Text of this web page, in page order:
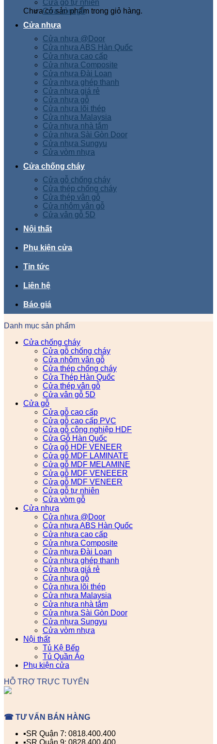
Chưa có sản phẩm trong giỏ hàng.
Cửa gỗ tự nhiên
Cửa vòm gỗ
Cửa nhựa
Cửa nhựa @Door
Cửa nhựa ABS Hàn Quốc
Cửa nhựa cao cấp
Cửa nhựa Composite
Cửa nhựa Đài Loan
Cửa nhựa ghép thanh
Cửa nhựa giá rẻ
Cửa nhựa gỗ
Cửa nhựa lõi thép
Cửa nhựa Malaysia
Cửa nhựa nhà tắm
Cửa nhựa Sài Gòn Door
Cửa nhựa Sungyu
Cửa vòm nhựa
Cửa chống cháy
Cửa gỗ chống cháy
Cửa thép chống cháy
Cửa thép vân gỗ
Cửa nhôm vân gỗ
Cửa vân gỗ 5D
Nội thất
Phụ kiện cửa
Tin tức
Liên hệ
Báo giá
Danh mục sản phẩm
Cửa chống cháy
Cửa gỗ chống cháy
Cửa nhôm vân gỗ
Cửa thép chống cháy
Cửa Thép Hàn Quốc
Cửa thép vân gỗ
Cửa vân gỗ 5D
Cửa gỗ
Cửa gỗ cao cấp
Cửa gỗ cao cấp PVC
Cửa gỗ công nghiệp HDF
Cửa Gỗ Hàn Quốc
Cửa gỗ HDF VENEER
Cửa gỗ MDF LAMINATE
Cửa gỗ MDF MELAMINE
Cửa gỗ MDF VENEEER
Cửa gỗ MDF VENEER
Cửa gỗ tự nhiên
Cửa vòm gỗ
Cửa nhựa
Cửa nhựa @Door
Cửa nhựa ABS Hàn Quốc
Cửa nhựa cao cấp
Cửa nhựa Composite
Cửa nhựa Đài Loan
Cửa nhựa ghép thanh
Cửa nhựa giá rẻ
Cửa nhựa gỗ
Cửa nhựa lõi thép
Cửa nhựa Malaysia
Cửa nhựa nhà tắm
Cửa nhựa Sài Gòn Door
Cửa nhựa Sungyu
Cửa vòm nhựa
Nội thất
Tủ Kệ Bếp
Tủ Quần Áo
Phụ kiện cửa
HỖ TRỢ TRỰC TUYẾN
☎ TƯ VẤN BÁN HÀNG
▪️SR Quận 7: 0818.400.400
▪️SR Quận 9: 0828.400.400